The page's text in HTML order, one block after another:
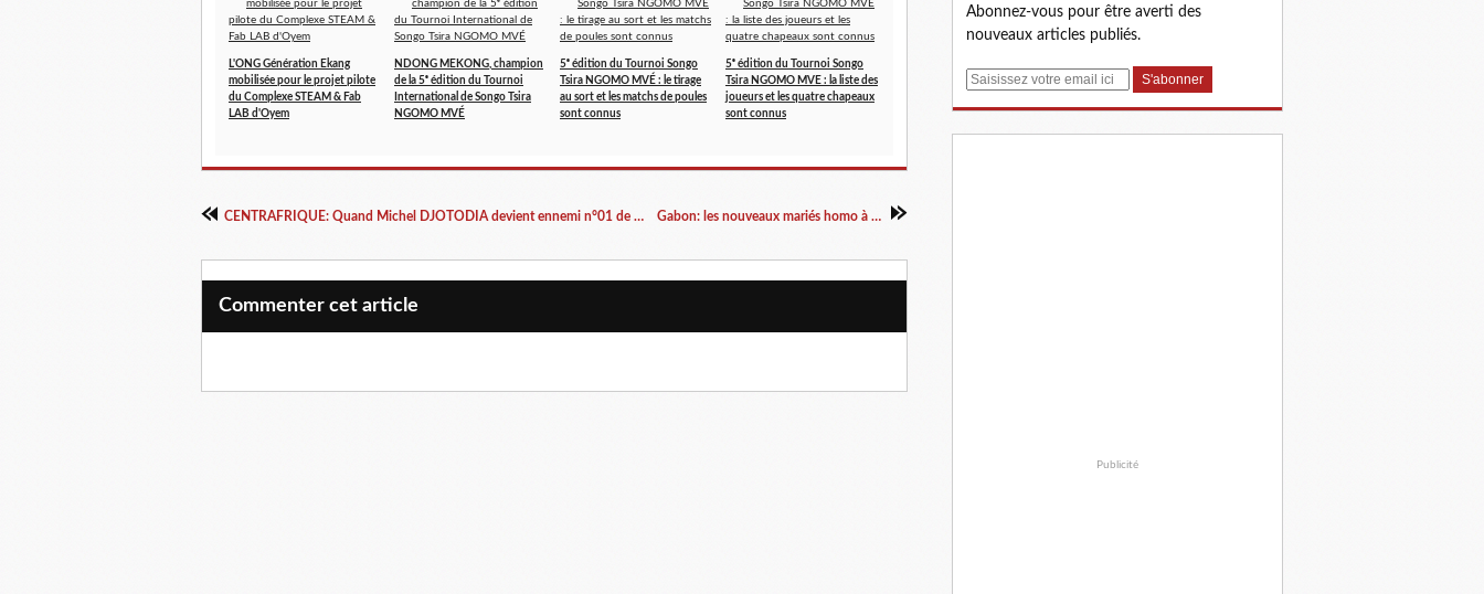
L'ONG Génération Ekang
mobilisée pour le projet pilote
du Complexe STEAM & Fab
LAB d'Oyem
NDONG MEKONG, champion
de la 5ᵉ édition du Tournoi
International de Songo Tsira
NGOMO MVÉ
5ᵉ édition du Tournoi Songo
Tsira NGOMO MVÉ : le tirage
au sort et les matchs de poules
sont connus
5ᵉ édition du Tournoi Songo
Tsira NGOMO MVE : la liste des
joueurs et les quatre chapeaux
sont connus
CENTRAFRIQUE: Quand Michel DJOTODIA devient ennemi n°01 de la France Gabon: les nouveaux mariés homo à Paris...
Commenter cet article
Abonnez-vous pour être averti des
nouveaux articles publiés.
E
Publicité